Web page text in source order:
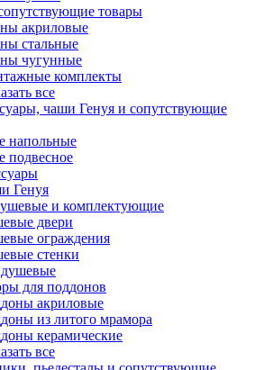
товары
акриловые
стальные
чугунные
комплекты
все
чаши Генуя и сопутствующие
напольные
подвесное
Генуя
и комплектующие
двери
ограждения
стенки
для поддонов
акриловые
из литого мрамора
керамические
все